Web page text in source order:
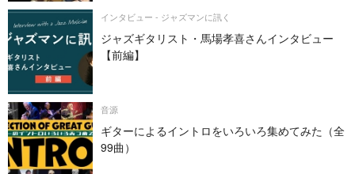
インタビュー - ジャズマンに訊く
ジャズギタリスト・馬場孝喜さんインタビュー
【前編】
音源
ギターによるイントロをいろいろ集めてみた（全
99曲）